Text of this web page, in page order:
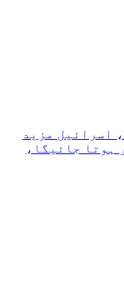
اسرائیل مزید
ہوتا جائیگا،